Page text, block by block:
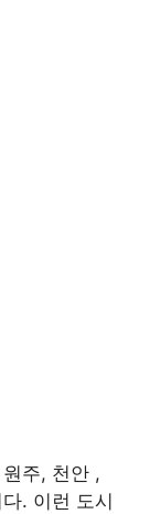
주, 천안 ,
. 이런 도시